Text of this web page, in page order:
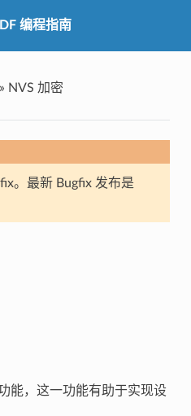
编程指南
» NVS 加密
。最新 Bugfix 发布是
能，这一功能有助于实现设